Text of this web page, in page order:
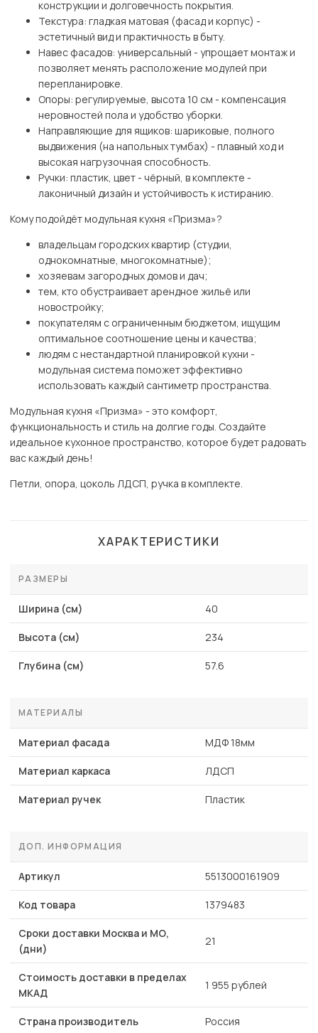
конструкции и долговечность покрытия.
Текстура: гладкая матовая (фасад и корпус) -
эстетичный вид и практичность в быту.
Навес фасадов: универсальный - упрощает монтаж и
позволяет менять расположение модулей при
перепланировке.
Опоры: регулируемые, высота 10 см - компенсация
неровностей пола и удобство уборки.
Направляющие для ящиков: шариковые, полного
выдвижения (на напольных тумбах) - плавный ход и
высокая нагрузочная способность.
Ручки: пластик, цвет - чёрный, в комплекте -
лаконичный дизайн и устойчивость к истиранию.
Кому подойдёт модульная кухня «Призма»?
владельцам городских квартир (студии,
однокомнатные, многокомнатные);
хозяевам загородных домов и дач;
тем, кто обустраивает арендное жильё или
новостройку;
покупателям с ограниченным бюджетом, ищущим
оптимальное соотношение цены и качества;
людям с нестандартной планировкой кухни -
модульная система поможет эффективно
использовать каждый сантиметр пространства.
Модульная кухня «Призма» - это комфорт,
функциональность и стиль на долгие годы. Создайте
идеальное кухонное пространство, которое будет радовать
вас каждый день!
Петли, опора, цоколь ЛДСП, ручка в комплекте.
ХАРАКТЕРИСТИКИ
РАЗМЕРЫ
Ширина (см) 40
Высота (см) 234
Глубина (см) 57.6
МАТЕРИАЛЫ
Материал фасада МДФ 18мм
Материал каркаса ЛДСП
Материал ручек Пластик
ДОП. ИНФОРМАЦИЯ
Артикул 5513000161909
Код товара 1379483
Сроки доставки Москва и МО,
(дни)
21
Стоимость доставки в пределах
МКАД
1 955 рублей
Страна производитель Россия